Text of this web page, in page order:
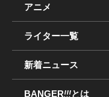
アニメ
ライター一覧
新着ニュース
BANGER!!!とは